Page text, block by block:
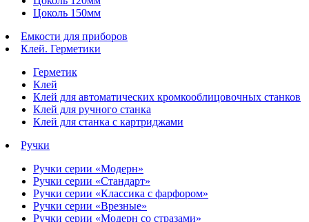
Цоколь 150мм
Емкости для приборов
Клей. Герметики
Герметик
Клей
Клей для автоматических кромкооблицовочных станков
Клей для ручного станка
Клей для станка с картриджами
Ручки
Ручки серии «Модерн»
Ручки серии «Стандарт»
Ручки серии «Классика с фарфором»
Ручки серии «Врезные»
Ручки серии «Модерн со стразами»